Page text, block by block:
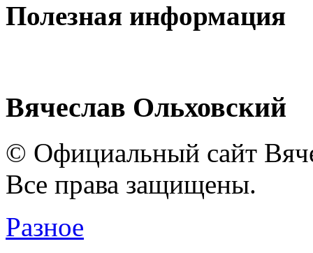
Полезная информация
Вячеслав Ольховский
© Официальный сайт
Все права защищены.
Разное